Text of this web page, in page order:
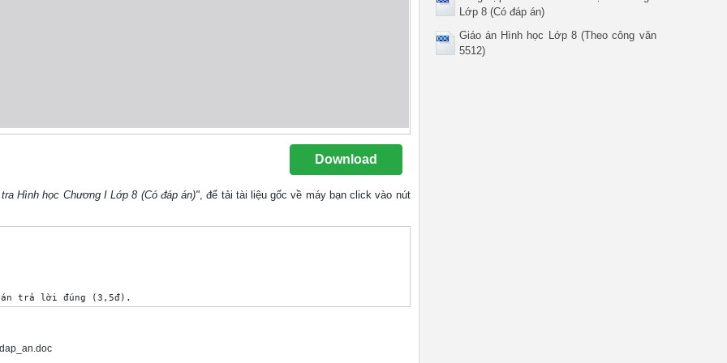
Download
Hình học Chương I Lớp 8 (Có đáp án)", để tải tài liệu gốc về máy bạn click vào nút
Lớp 8 (Có đáp án)
Giáo án Hình học Lớp 8 (Theo công văn
5512)